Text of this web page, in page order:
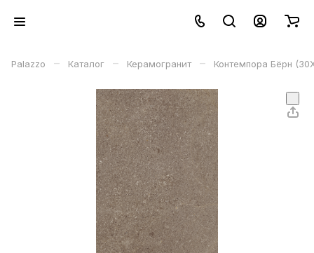
Palazzo – Каталог – Керамогранит – Контемпора Бёрн